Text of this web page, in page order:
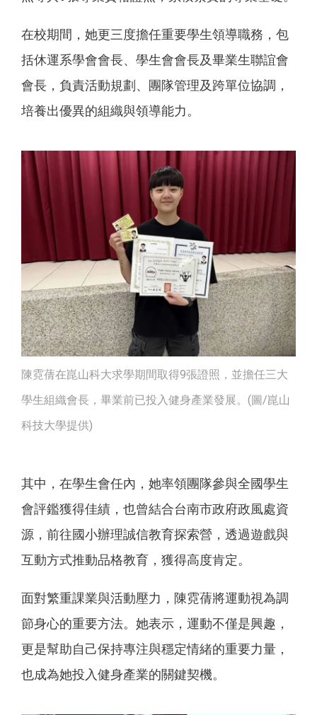
在校期間，她更三度擔任重要學生領導職務，包
括休運系學會會長、學生會會長及畢業生聯誼會
會長，負責活動規劃、團隊管理及跨單位協調，
培養出優異的組織與領導能力。
陳霓蒨在崑山科大求學期間取得9張證照，並擔任三大
學生組織會長，畢業前已投入健身產業發展。(圖/崑山
科技大學提供)
其中，在學生會任內，她率領團隊參與全國學生
會評鑑獲得佳績，也曾結合台南市政府政風處資
源，前往國小辦理誠信教育探索營，透過遊戲與
互動方式推動品格教育，獲得高度肯定。
面對繁重課業與活動壓力，陳霓蒨將運動視為調
節身心的重要方法。她表示，運動不僅是興趣，
更是幫助自己保持專注與穩定情緒的重要力量，
也成為她投入健身產業的關鍵契機。